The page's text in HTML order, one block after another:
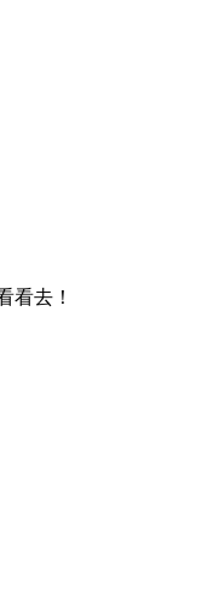
看去！